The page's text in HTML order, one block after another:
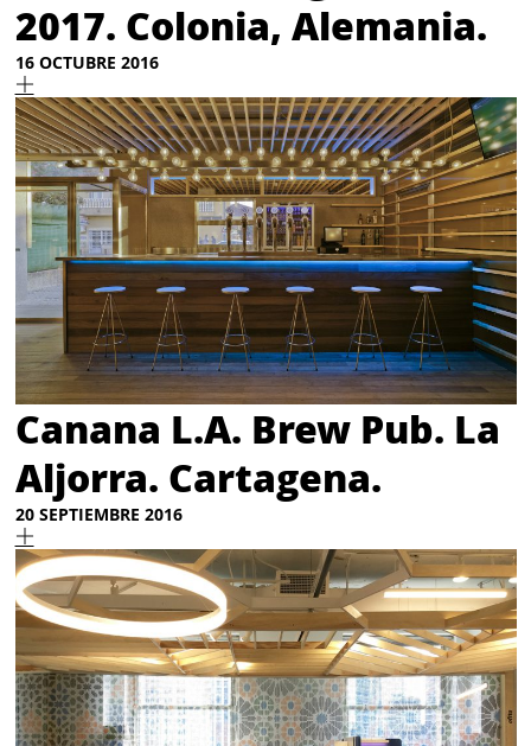
2017. Colonia, Alemania.
16 OCTUBRE 2016
Canana L.A. Brew Pub. La
Aljorra. Cartagena.
20 SEPTIEMBRE 2016